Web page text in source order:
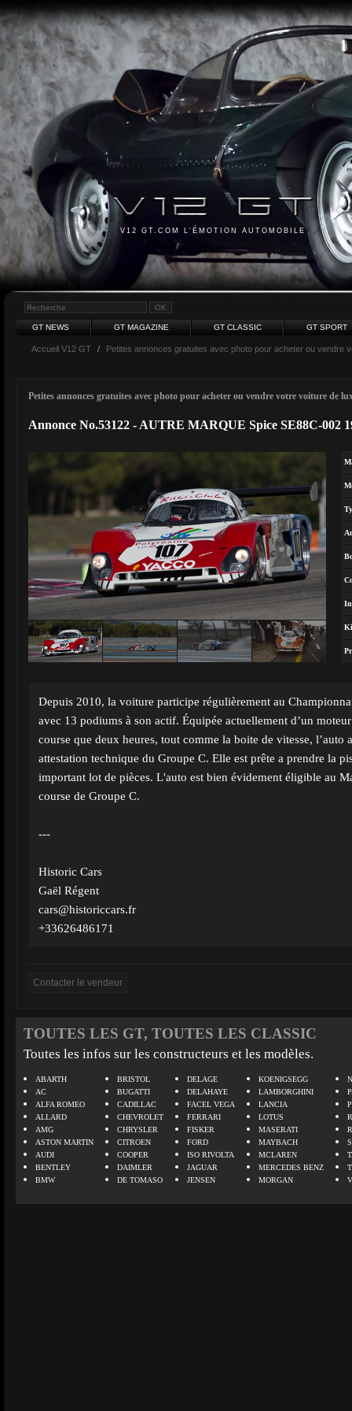
V12 GT.COM L'ÉMOTION AUTOMOBILE
GT NEWS GT MAGAZINE GT CLASSIC GT SPORT
Accueil V12 GT / Petites annonces gratuites avec photo pour acheter ou vendre
Petites annonces gratuites avec photo pour acheter ou vendre votre voiture de
Annonce No.53122 - AUTRE MARQUE Spice SE88C-002
Depuis 2010, la voiture participe régulièrement au
avec 13 podiums à son actif. Équipée actuellement d’un
course que deux heures, tout comme la boite de vitesse, l’auto
attestation technique du Groupe C. Elle est prête a prendre la
important lot de pièces. L'auto est bien évidement éligible au
course de Groupe C.
---
Historic Cars
Gaël Régent
cars@historiccars.fr
+33626486171
TOUTES LES GT, TOUTES LES CLASSIC
Toutes les infos sur les constructeurs et les modèles.
ABARTH
AC
ALFA ROMEO
ALLARD
AMG
ASTON MARTIN
AUDI
BENTLEY
BMW
BRISTOL
BUGATTI
CADILLAC
CHEVROLET
CHRYSLER
CITROEN
COOPER
DAIMLER
DE TOMASO
DELAGE
DELAHAYE
FACEL VEGA
FERRARI
FISKER
FORD
ISO RIVOLTA
JAGUAR
JENSEN
KOENIGSEGG
LAMBORGHINI
LANCIA
LOTUS
MASERATI
MAYBACH
MCLAREN
MERCEDES BENZ
MORGAN